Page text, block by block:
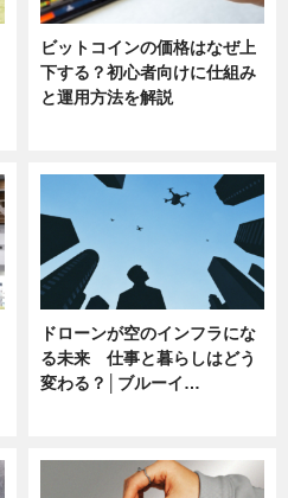
ビットコインの価格はなぜ上
下する？初心者向けに仕組み
と運用方法を解説
ドローンが空のインフラにな
る未来 仕事と暮らしはどう
変わる？│ブルーイ…